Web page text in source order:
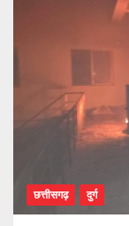
छत्तीसगढ़ दुर्ग